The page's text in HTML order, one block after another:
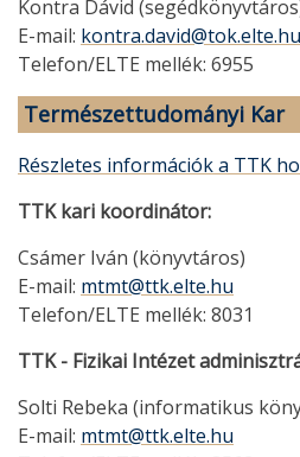
Kontra Dávid
E-mail: kontra.david@tok.elte.hu
Telefon/ELTE mellék: 6955
Természettudományi Kar
Részletes információk a TTK
TTK kari koordinátor:
Csámer Iván (könyvtáros)
E-mail: mtmt@ttk.elte.hu
Telefon/ELTE mellék: 8031
TTK - Fizikai Intézet
Solti Rebeka (informatikus
E-mail: mtmt@ttk.elte.hu